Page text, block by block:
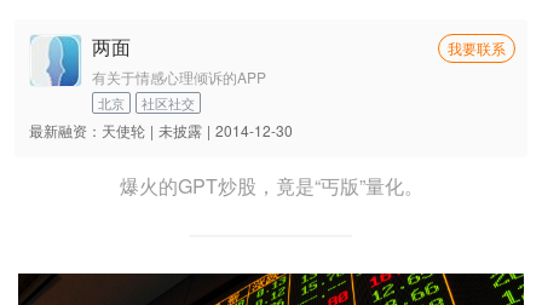
两面
我要联系
有关于情感心理倾诉的APP
北京 社区社交
最新融资： 天使轮 | 未披露 | 2014-12-30
爆火的GPT炒股，竟是“丐版”量化。